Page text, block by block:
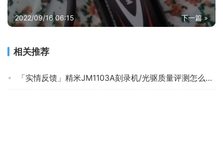
下一篇 »
2022/09/16 06:15
相关推荐
「实情反馈」精米JM1103A刻录机/光驱质量评测怎么样好不好用？